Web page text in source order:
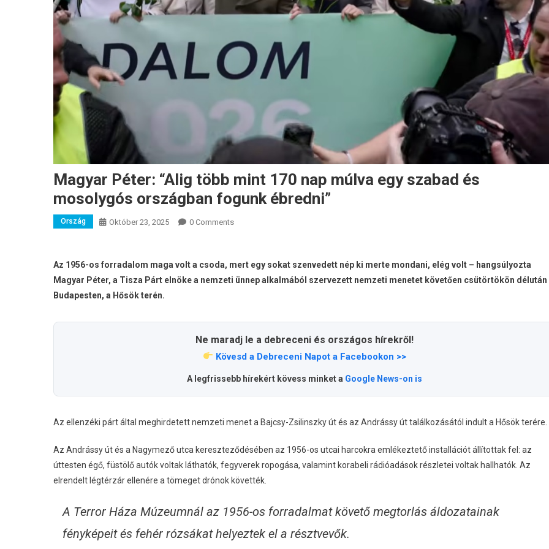
Magyar Péter: “Alig több mint 170 nap múlva egy szabad és
mosolygós országban fogunk ébredni”
Ország Október 23, 2025 0 Comments
Az 1956-os forradalom maga volt a csoda, mert egy sokat szenvedett nép ki merte mondani, elég volt – hangsúlyozta
Magyar Péter, a Tisza Párt elnöke a nemzeti ünnep alkalmából szervezett nemzeti menetet követően csütörtökön délután
Budapesten, a Hősök terén.
Ne maradj le a debreceni és országos hírekről!
Kövesd a Debreceni Napot a Facebookon >>
A legfrissebb hírekért kövess minket a Google News-on is
Az ellenzéki párt által meghirdetett nemzeti menet a Bajcsy-Zsilinszky út és az Andrássy út találkozásától indult a Hősök terére.
Az Andrássy út és a Nagymező utca kereszteződésében az 1956-os utcai harcokra emlékeztető installációt állítottak fel: az
úttesten égő, füstölő autók voltak láthatók, fegyverek ropogása, valamint korabeli rádióadások részletei voltak hallhatók. Az
elrendelt légtérzár ellenére a tömeget drónok követték.
A Terror Háza Múzeumnál az 1956-os forradalmat követő megtorlás áldozatainak
fényképeit és fehér rózsákat helyeztek el a résztvevők.